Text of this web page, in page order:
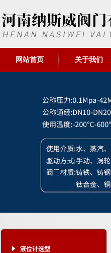
网站首页 关于我们
液位计选型